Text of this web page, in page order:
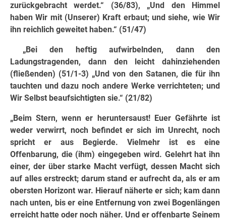
zurückgebracht werdet.“ (36/83), „Und den Himmel
haben Wir mit (Unserer) Kraft erbaut; und siehe, wie Wir
ihn reichlich geweitet haben.“ (51/47)
„Bei den heftig aufwirbelnden, dann den
Ladungstragenden, dann den leicht dahinziehenden
(fließenden) (51/1-3) „Und von den Satanen, die für ihn
tauchten und dazu noch andere Werke verrichteten; und
Wir Selbst beaufsichtigten sie.“ (21/82)
„Beim Stern, wenn er heruntersaust! Euer Gefährte ist
weder verwirrt, noch befindet er sich im Unrecht, noch
spricht er aus Begierde. Vielmehr ist es eine
Offenbarung, die (ihm) eingegeben wird. Gelehrt hat ihn
einer, der über starke Macht verfügt, dessen Macht sich
auf alles erstreckt; darum stand er aufrecht da, als er am
obersten Horizont war. Hierauf näherte er sich; kam dann
nach unten, bis er eine Entfernung von zwei Bogenlängen
erreicht hatte oder noch näher. Und er offenbarte Seinem